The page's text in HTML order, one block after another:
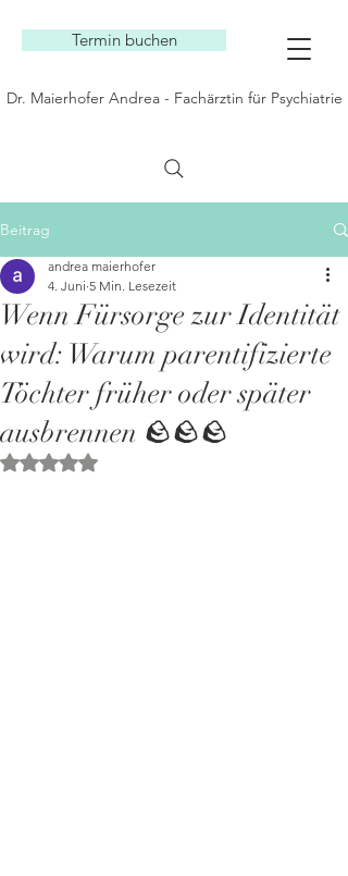
Dr. Maierhofer Andrea - Fachärztin für Psychiatrie
Termin buchen
Beitrag
Wenn Fürsorge zur Identität
wird: Warum parentifizierte
Töchter früher oder später
ausbrennen 🪨🪨🪨
andrea maierhofer
4. Juni 5 Min. Lesezeit
Mit NaN von 5 Sternen bewertet.